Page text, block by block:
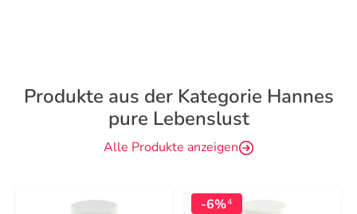
Produkte aus der Kategorie Hannes
pure Lebenslust
Alle Produkte anzeigen
-6%4